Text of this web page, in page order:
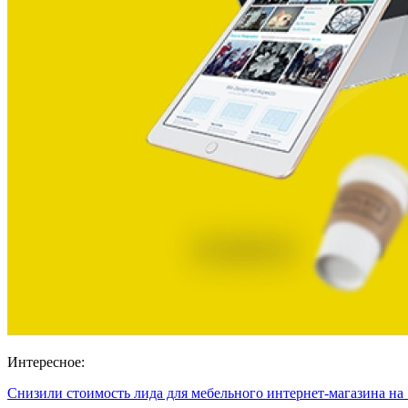
Интересное:
Снизили стоимость лида для мебельного интернет-магазина